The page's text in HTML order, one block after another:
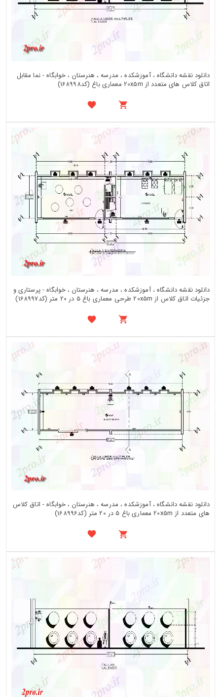
دانلود نقشه دانشگاه ، آموزشکده ، مدرسه ، هنرستان ، خوابگاه - نما مقابل
اتاق کلاس های متعدد از 20x5m معماری باغ (کد168998)
دانلود نقشه دانشگاه ، آموزشکده ، مدرسه ، هنرستان ، خوابگاه - پرستاری و
جزئیات اتاق کلاس از 20x5m طرحی معماری باغ 5 در 20 متر (کد168997)
دانلود نقشه دانشگاه ، آموزشکده ، مدرسه ، هنرستان ، خوابگاه - اتاق کلاس
های متعدد از 20x5m معماری باغ 5 در 20 متر (کد168996)